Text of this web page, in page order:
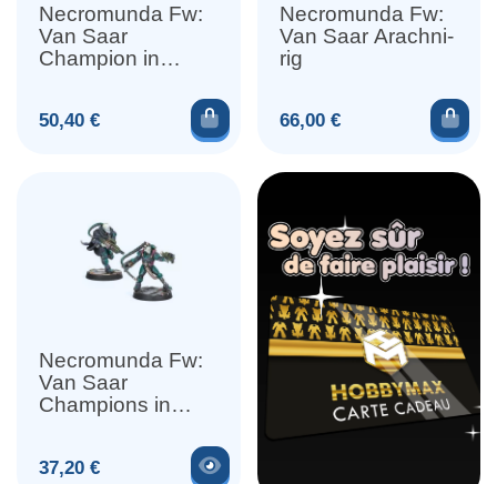
Necromunda Fw:
Van Saar
Champion in
with Cyberachnids
Prix
50,40 € Ajouter au panier
Necromunda Fw:
Van Saar Arachni-
rig
Prix
66,00 €
Necromunda Fw:
Van Saar
Champions in
Prix
37,20 € Voir le produit